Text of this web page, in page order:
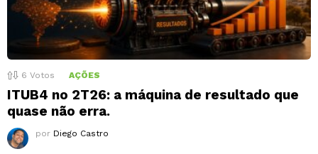
6 Votos AÇÕES
ITUB4 no 2T26: a máquina de resultado que
quase não erra.
por Diego Castro